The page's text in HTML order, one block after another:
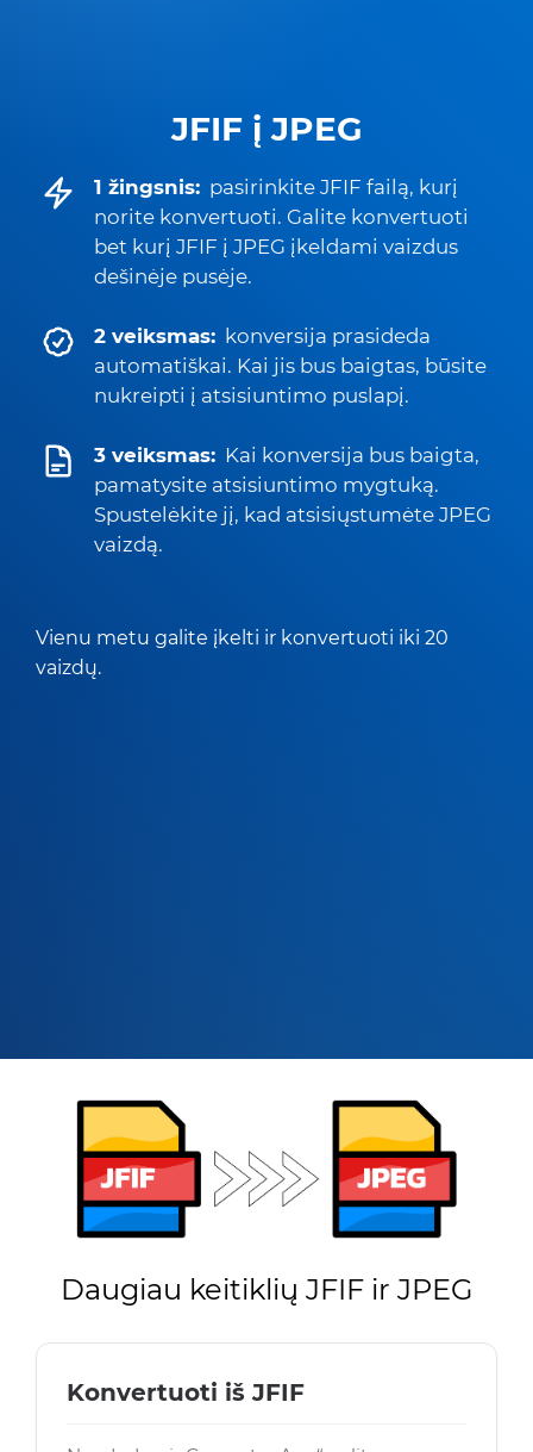
JFIF į JPEG
1 žingsnis: pasirinkite JFIF failą, kurį
norite konvertuoti. Galite konvertuoti
bet kurį JFIF į JPEG įkeldami vaizdus
dešinėje pusėje.
2 veiksmas: konversija prasideda
automatiškai. Kai jis bus baigtas, būsite
nukreipti į atsisiuntimo puslapį.
3 veiksmas: Kai konversija bus baigta,
pamatysite atsisiuntimo mygtuką.
Spustelėkite jį, kad atsisiųstumėte JPEG
vaizdą.
Vienu metu galite įkelti ir konvertuoti iki 20
vaizdų.
Daugiau keitiklių JFIF ir JPEG
Konvertuoti iš JFIF